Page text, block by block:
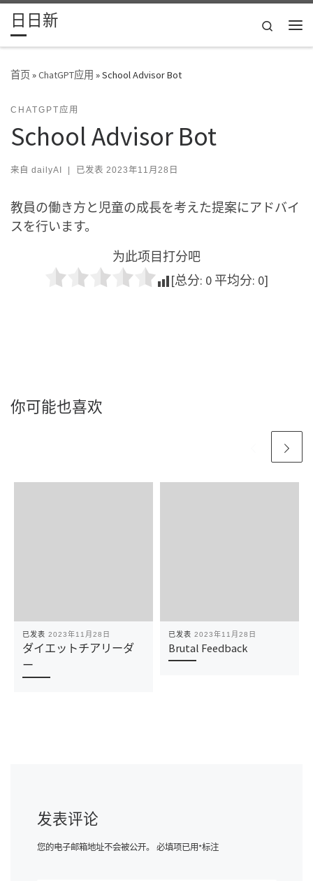
Skip to content
日日新
Search
首页»ChatGPT应用 »School Advisor Bot
CHATGPT应用
School Advisor Bot
来自 dailyAI | 已发表 2023年11月28日
教員の働き方と児童の成長を考えた提案にアドバイ
スを行います。
为此项目打分吧
[总分: 0 平均分: 0]
你可能也喜欢
已发表 2023年11月28日
ダイエットチアリーダ
ー
已发表 2023年11月28日
Brutal Feedback
发表评论
您的电子邮箱地址不会被公开。 必填项已用*标注